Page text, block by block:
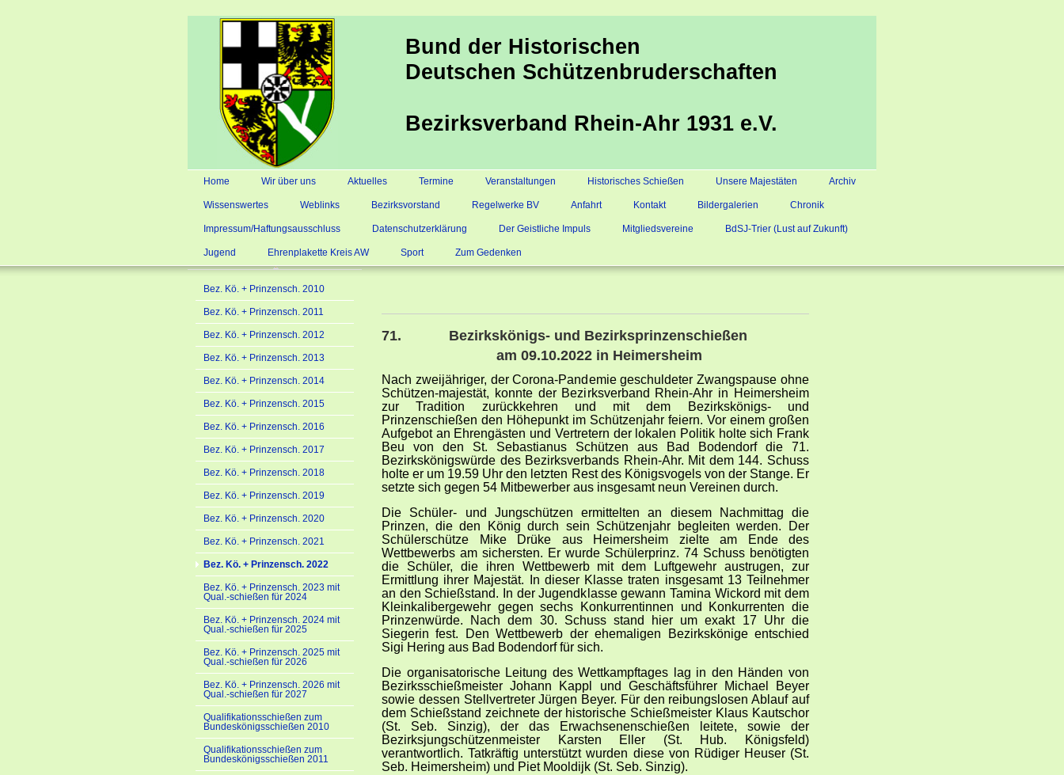
Bund der Historischen
Deutschen Schützenbruderschaften
Bezirksverband Rhein-Ahr 1931 e.V.
Home Wir über uns Aktuelles Termine Veranstaltungen Historisches Schießen Unsere Majestäten Archiv
Wissenswertes Weblinks Bezirksvorstand Regelwerke BV Anfahrt Kontakt Bildergalerien Chronik
Impressum/Haftungsausschluss Datenschutzerklärung Der Geistliche Impuls Mitgliedsvereine BdSJ-Trier (Lust auf Zukunft)
Jugend Ehrenplakette Kreis AW Sport Zum Gedenken
Bez. Kö. + Prinzensch. 2010
Bez. Kö. + Prinzensch. 2011
Bez. Kö. + Prinzensch. 2012
Bez. Kö. + Prinzensch. 2013
Bez. Kö. + Prinzensch. 2014
Bez. Kö. + Prinzensch. 2015
Bez. Kö. + Prinzensch. 2016
Bez. Kö. + Prinzensch. 2017
Bez. Kö. + Prinzensch. 2018
Bez. Kö. + Prinzensch. 2019
Bez. Kö. + Prinzensch. 2020
Bez. Kö. + Prinzensch. 2021
Bez. Kö. + Prinzensch. 2022
Bez. Kö. + Prinzensch. 2023 mit
Qual.-schießen für 2024
Bez. Kö. + Prinzensch. 2024 mit
Qual.-schießen für 2025
Bez. Kö. + Prinzensch. 2025 mit
Qual.-schießen für 2026
Bez. Kö. + Prinzensch. 2026 mit
Qual.-schießen für 2027
Qualifikationsschießen zum
Bundeskönigsschießen 2010
Qualifikationsschießen zum
Bundeskönigsschießen 2011
71. Bezirkskönigs- und Bezirksprinzenschießen
am 09.10.2022 in Heimersheim
Nach zweijähriger, der Corona-Pandemie geschuldeter Zwangspause ohne
Schützen-majestät, konnte der Bezirksverband Rhein-Ahr in Heimersheim
zur Tradition zurückkehren und mit dem Bezirkskönigs- und
Prinzenschießen den Höhepunkt im Schützenjahr feiern. Vor einem großen
Aufgebot an Ehrengästen und Vertretern der lokalen Politik holte sich Frank
Beu von den St. Sebastianus Schützen aus Bad Bodendorf die 71.
Bezirkskönigswürde des Bezirksverbands Rhein-Ahr. Mit dem 144. Schuss
holte er um 19.59 Uhr den letzten Rest des Königsvogels von der Stange. Er
setzte sich gegen 54 Mitbewerber aus insgesamt neun Vereinen durch.
Die Schüler- und Jungschützen ermittelten an diesem Nachmittag die
Prinzen, die den König durch sein Schützenjahr begleiten werden. Der
Schülerschütze Mike Drüke aus Heimersheim zielte am Ende des
Wettbewerbs am sichersten. Er wurde Schülerprinz. 74 Schuss benötigten
die Schüler, die ihren Wettbewerb mit dem Luftgewehr austrugen, zur
Ermittlung ihrer Majestät. In dieser Klasse traten insgesamt 13 Teilnehmer
an den Schießstand. In der Jugendklasse gewann Tamina Wickord mit dem
Kleinkalibergewehr gegen sechs Konkurrentinnen und Konkurrenten die
Prinzenwürde. Nach dem 30. Schuss stand hier um exakt 17 Uhr die
Siegerin fest. Den Wettbewerb der ehemaligen Bezirkskönige entschied
Sigi Hering aus Bad Bodendorf für sich.
Die organisatorische Leitung des Wettkampftages lag in den Händen von
Bezirksschießmeister Johann Kappl und Geschäftsführer Michael Beyer
sowie dessen Stellvertreter Jürgen Beyer. Für den reibungslosen Ablauf auf
dem Schießstand zeichnete der historische Schießmeister Klaus Kautschor
(St. Seb. Sinzig), der das Erwachsenenschießen leitete, sowie der
Bezirksjungschützenmeister Karsten Eller (St. Hub. Königsfeld)
verantwortlich. Tatkräftig unterstützt wurden diese von Rüdiger Heuser (St.
Seb. Heimersheim) und Piet Mooldijk (St. Seb. Sinzig).